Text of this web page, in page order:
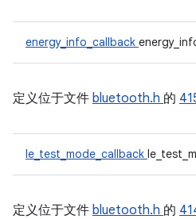
energy_info_callback
定义位于文件 bluetooth.h 的
le_test_mode_callback
定义位于文件 bluetooth.h 的